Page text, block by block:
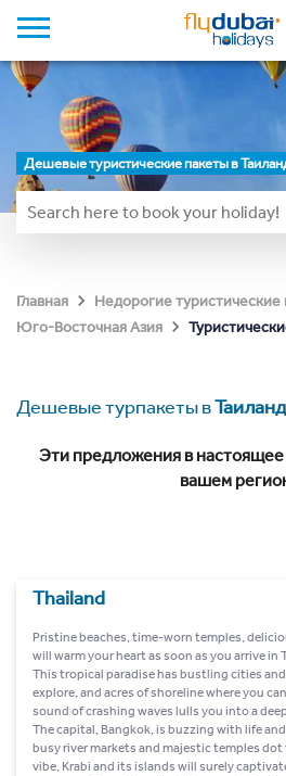
Дешевые туристические пакеты в
Главная
Недорогие туристические
Юго-Восточная Азия
Дешевые турпакеты вТаиланд
Эти предложения в
вашем
Thailand
Pristine beaches, time-worn temples,
will warm your heart as soon as you arrive in
This tropical paradise has bustling cities
explore, and acres of shoreline where you
sound of crashing waves lulls you into a
The capital, Bangkok, is buzzing with life
busy river markets and majestic temples dot
vibe, Krabi and its islands will surely